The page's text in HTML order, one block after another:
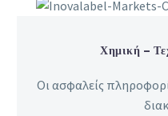
Χημική –
Οι ασφαλείς